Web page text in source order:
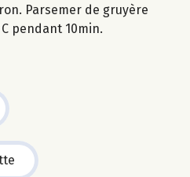
Parsemer de gruyère
pendant 10min.